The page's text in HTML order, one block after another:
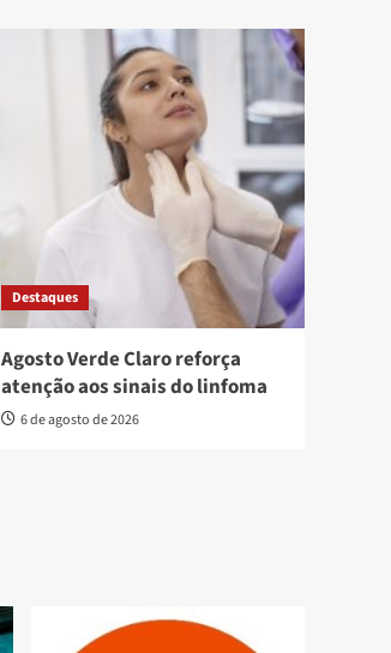
Destaques
Agosto Verde Claro reforça
atenção aos sinais do linfoma
6 de agosto de 2026